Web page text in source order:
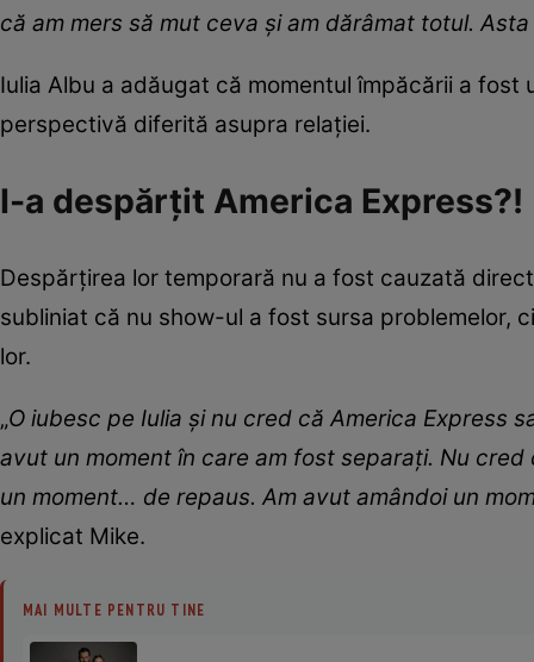
că am mers să mut ceva și am dărâmat totul.
Iulia Albu a adăugat că momentul împăcării a
perspectivă diferită asupra relației.
I-a despărțit America Express?!
Despărțirea lor temporară nu a fost cauzată
subliniat că nu show-ul a fost sursa problemelor,
lor.
„O iubesc pe Iulia și nu cred că America Express
avut un moment în care am fost separați. Nu
un moment… de repaus. Am avut amândoi un
explicat Mike.
MAI MULTE PENTRU TINE